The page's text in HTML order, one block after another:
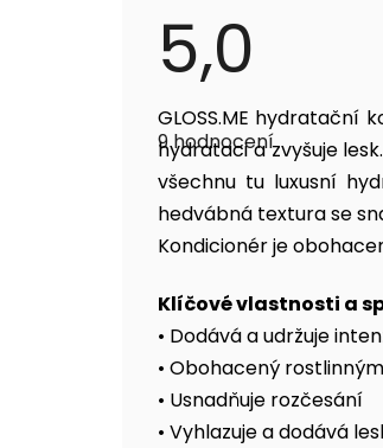
5,0
Průměrné
hodnocení
produktu
je
5,0
z
5
hvězdiček.
9 hodnocení
GLOSS.ME hydratační
hydrataci a zvyšuje
všechnu tu luxusní
hedvábná textura se
Kondicionér je
Klíčové vlastnosti a
• Dodává a udržuje
• Obohacený
• Usnadňuje rozčesání
• Vyhlazuje a dodává